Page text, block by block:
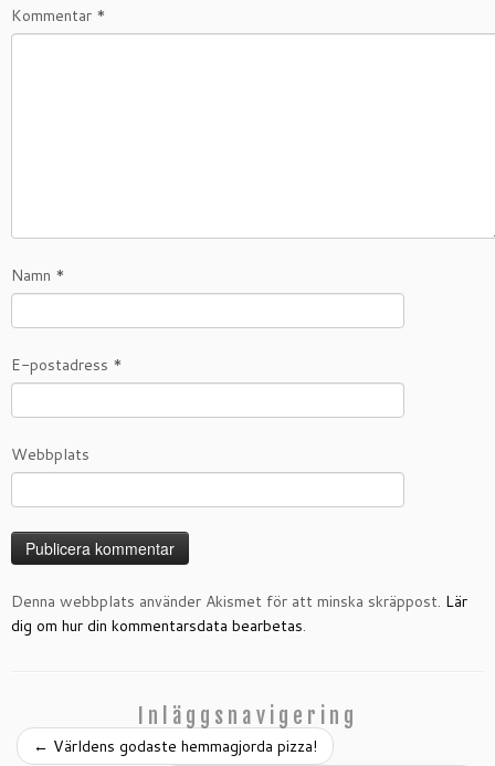
Kommentar *
Namn *
E-postadress *
Webbplats
Denna webbplats använder Akismet för att minska skräppost. Lär
dig om hur din kommentarsdata bearbetas.
Inläggsnavigering
← Världens godaste hemmagjorda pizza!